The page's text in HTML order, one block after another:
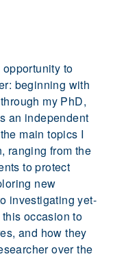
to
beginning with
my PhD,
an independent
main topics I
ranging from the
to protect
new
investigating yet-
occasion to
and how they
over the